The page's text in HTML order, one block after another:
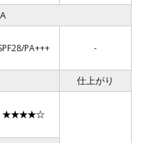
PA+++ -
仕上がり